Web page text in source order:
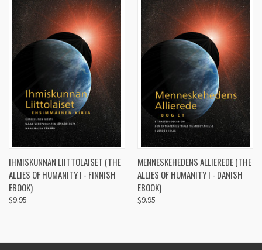
IHMISKUNNAN LIITTOLAISET (THE
ALLIES OF HUMANITY I - FINNISH
EBOOK)
$9.95
MENNESKEHEDENS ALLIEREDE (THE
ALLIES OF HUMANITY I - DANISH
EBOOK)
$9.95